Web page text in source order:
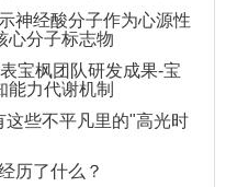
神经酸分子作为心源性
心分子标志物
宝枫团队研发成果-宝
能力代谢机制
些不平凡里的"高光时
历了什么？